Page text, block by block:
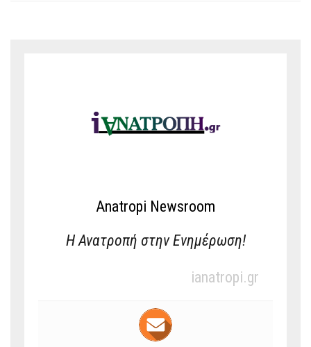
Anatropi Newsroom
Η Ανατροπή στην Ενημέρωση!
ianatropi.gr